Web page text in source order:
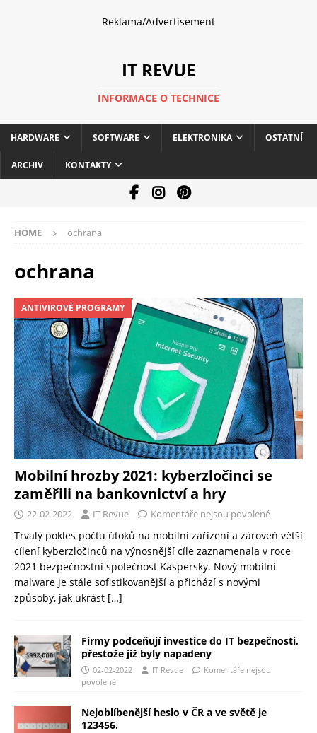
Reklama/Advertisement
IT REVUE
INFORMACE O TECHNICE
HARDWARE SOFTWARE ELEKTRONIKA OSTATNÍ
ARCHIV KONTAKTY
HOME ochrana
ochrana
ANTIVIROVÉ PROGRAMY
Mobilní hrozby 2021: kyberzločinci se
zaměřili na bankovnictví a hry
22-02-2022 IT Revue Komentáře nejsou povolené
Trvalý pokles počtu útoků na mobilní zařízení a zároveň větší
cílení kyberzločinců na výnosnější cíle zaznamenala v roce
2021 bezpečnostní společnost Kaspersky. Nový mobilní
malware je stále sofistikovanější a přichází s novými
způsoby, jak ukrást […]
Firmy podceňují investice do IT bezpečnosti,
přestože již byly napadeny
02-02-2022 IT Revue
Komentáře nejsou
povolené
Nejoblíbenější heslo v ČR a ve světě je
123456.